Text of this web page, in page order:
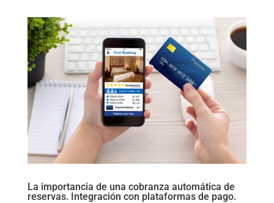
La importancia de una cobranza automática de
reservas. Integración con plataformas de pago.